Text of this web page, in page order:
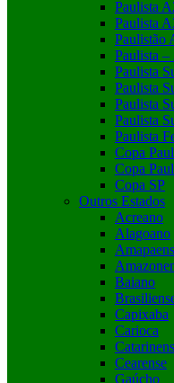
Paulista
Paulista
Paulistão
Paulista –
Paulista
Paulista
Paulista
Paulista
Paulista
Copa
Copa
Copa SP
Outros Estados
Acreano
Alagoano
Baiano
Capixaba
Carioca
Cearense
Gaúcho